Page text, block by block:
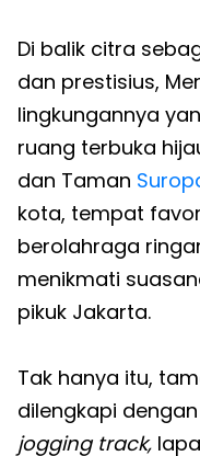
Di balik citra
dan prestisius,
lingkungannya
ruang terbuka
dan Taman
kota, tempat
berolahraga
menikmati
pikuk Jakarta.
Tak hanya itu,
dilengkapi
jogging track,